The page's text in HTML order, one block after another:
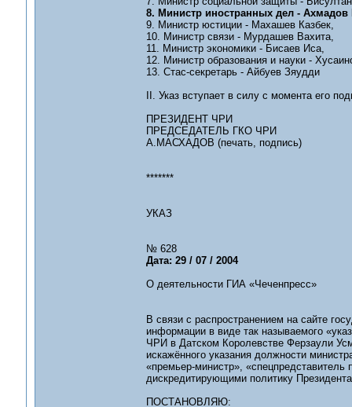
8. Министр иностранных дел - Ахмадов
9. Министр юстиции - Махашев Казбек,
10. Министр связи - Мурдашев Вахита,
11. Министр экономики - Бисаев Иса,
12. Министр образования и науки -
13. Стас-секретарь - Айбуев Зяудди
II. Указ вступает в силу с момента его
ПРЕЗИДЕНТ ЧРИ
ПРЕДСЕДАТЕЛЬ ГКО ЧРИ
А.МАСХАДОВ (печать, подпись)
*******
УКАЗ
№ 628
Дата: 29 / 07 / 2004
О деятельности ГИА «Чеченпресс»
В связи с распространением на сайте
информации в виде так называемого
ЧРИ в Датском Королевстве Ферзаули
искажённого указания должности
«премьер-министр»,
дискредитирующими политику
ПОСТАНОВЛЯЮ: